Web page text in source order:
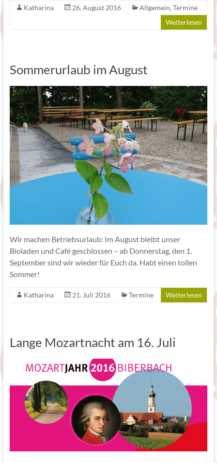
Katharina 26. August 2016 Allgemein, Termine
Weiterlesen
Sommerurlaub im August
Wir machen Betriebsurlaub: Im August bleibt unser
Bioladen und Café geschlossen – ab Donnerstag, den 1.
September sind wir wieder für Euch da. Habt einen tollen
Sommer!
Katharina 21. Juli 2016 Termine Weiterlesen
Lange Mozartnacht am 16. Juli